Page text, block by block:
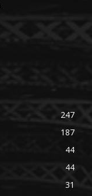
247
187
44
44
31